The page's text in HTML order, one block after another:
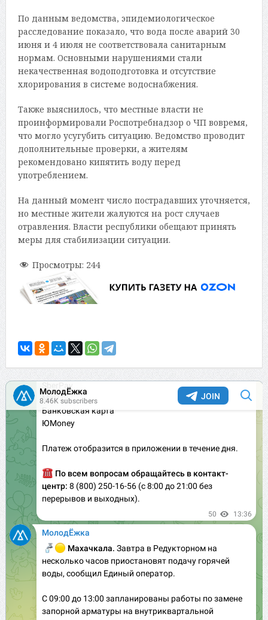
По данным ведомства, эпидемиологическое
расследование показало, что вода после аварий 30
июня и 4 июля не соответствовала санитарным
нормам. Основными нарушениями стали
некачественная водоподготовка и отсутствие
хлорирования в системе водоснабжения.
Также выяснилось, что местные власти не
проинформировали Роспотребнадзор о ЧП вовремя,
что могло усугубить ситуацию. Ведомство проводит
дополнительные проверки, а жителям
рекомендовано кипятить воду перед
употреблением.
На данный момент число пострадавших уточняется,
но местные жители жалуются на рост случаев
отравления. Власти республики обещают принять
меры для стабилизации ситуации.
Просмотры: 244